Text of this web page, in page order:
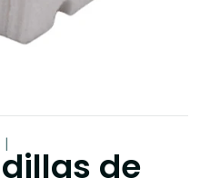
de